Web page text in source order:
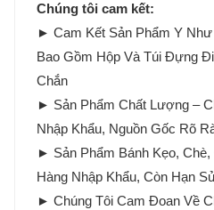
Chúng tôi cam kết:
► Cam Kết Sản Phẩm Y
Bao Gồm Hộp Và Túi Đựng
Chắn
► Sản Phẩm Chất Lượng –
Nhập Khẩu, Nguồn Gốc Rõ
► Sản Phẩm Bánh Kẹo,
Hàng Nhập Khẩu, Còn Hạn
► Chúng Tôi Cam Đoan Về